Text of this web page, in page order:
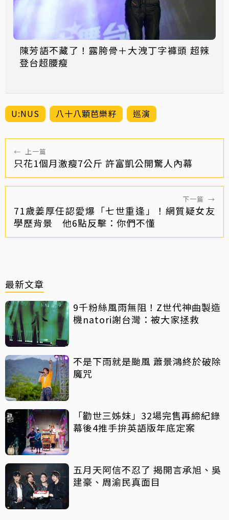
陳芳語不藏了！露胯骨＋大洩丁字褲頭 超辣
登台超腰瘦
U:NUS 八十八顆芭樂籽 巡演
← 上一篇
只花1個月激瘦7公斤 許富凱公開驚人內幕
下一篇 →
71歲姜厚任認愛爆「七世重逢」！網質疑女友
學歷背景 他6點反擊：你們不懂
最新文章
9千粉絲風雨無阻！Z世代神曲製造
機natori謝台灣：被大家拯救
不是下雨就是颱風 蕭景鴻終於破除
魔咒
「勸世三姊妹」32場完售再締紀錄
幕後4推手拚英語版年底定案
五月天阿信不忍了 揭開言承旭、吳
建豪、周渝民真面目